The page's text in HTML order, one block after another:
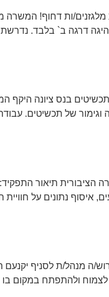
ות דחוף! המשרה
נהיגה דרגה ב` בלבד.
בנס ציונה
וגימור של תכשיטים.
הציבורית תיאור התפקיד:
ה מנהל/ת לסניף
לצמוח ולהתפתח במקום